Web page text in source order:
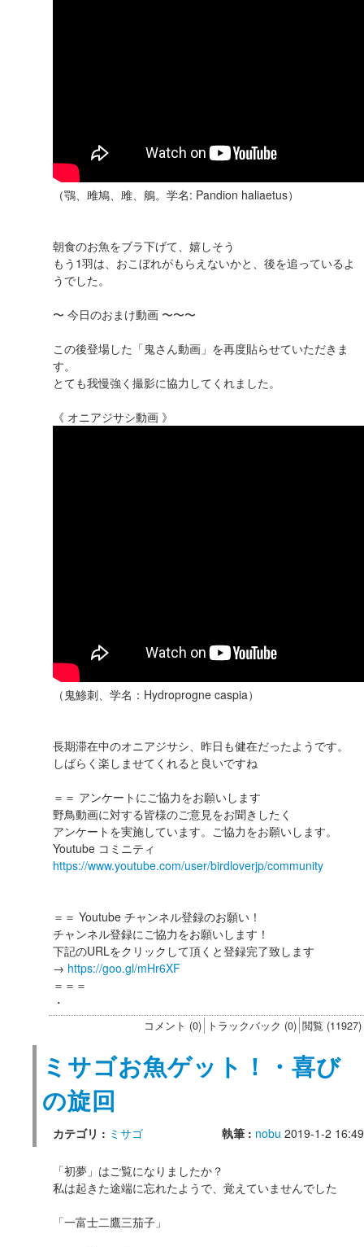
（鶚、雎鳩、雎、鵃。学名: Pandion haliaetus）
朝食のお魚をブラ下げて、嬉しそう
もう1羽は、おこぼれがもらえないかと、後を追っているよ
うでした。
〜 今日のおまけ動画 〜〜〜
この後登場した「鬼さん動画」を再度貼らせていただきま
す。
とても我慢強く撮影に協力してくれました。
《 オニアジサシ動画 》
（鬼鯵刺、学名：Hydroprogne caspia）
長期滞在中のオニアジサシ、昨日も健在だったようです。
しばらく楽しませてくれると良いですね
＝＝ アンケートにご協力をお願いします
野鳥動画に対する皆様のご意見をお聞きしたく
アンケートを実施しています。ご協力をお願いします。
Youtube コミニティ
https://www.youtube.com/user/birdloverjp/community
＝＝ Youtube チャンネル登録のお願い！
チャンネル登録にご協力をお願いします！
下記のURLをクリックして頂くと登録完了致します
→ https://goo.gl/mHr6XF
＝＝＝
・
コメント (0) トラックバック (0) 閲覧 (11927)
ミサゴお魚ゲット！・喜び
の旋回
カテゴリ : ミサゴ 執筆 : nobu 2019-1-2 16:49
「初夢」はご覧になりましたか？
私は起きた途端に忘れたようで、覚えていませんでした
「一富士二鷹三茄子」